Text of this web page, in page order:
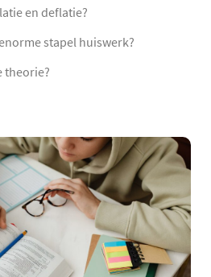
en deflatie?
stapel huiswerk?
theorie?